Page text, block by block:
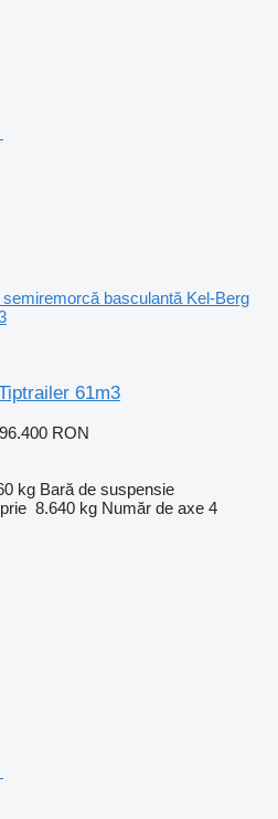
semiremorcă basculantă Kel-Berg
61m3
RON
kg Bară de suspensie
8.640 kg Număr de axe 4